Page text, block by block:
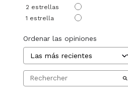
2 estrellas
1 estrella
Ordenar las opiniones